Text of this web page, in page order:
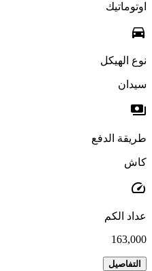
اوتوماتيك
directions_car
نوع الهيكل
سيدان
payments
طريقة الدفع
كاش
speed
عداد الكم
163,000
التفاصيل